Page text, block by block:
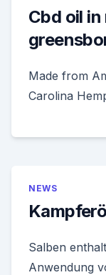
Cbd oil
Made from
Carolina
NEWS
Salben
Anwendung